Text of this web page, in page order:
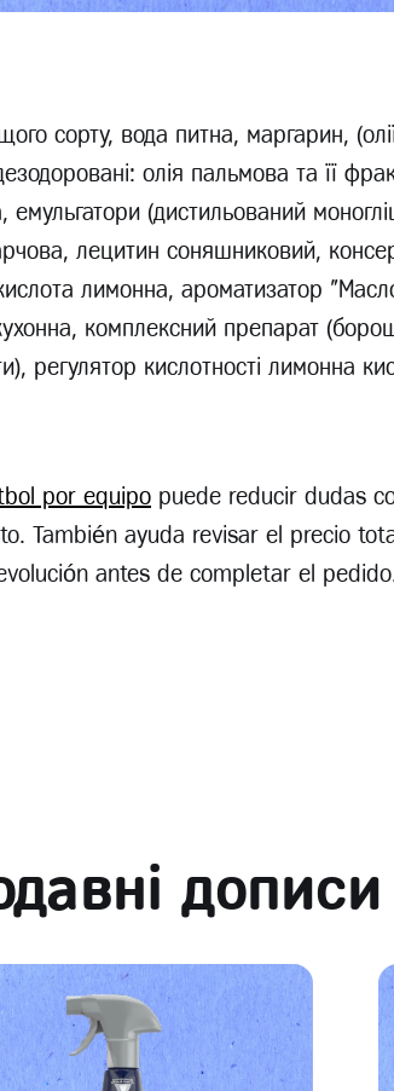
сорту, вода питна, маргарин,
олія пальмова та її
емульгатори (дистильований
лецитин соняшниковий,
лимонна, ароматизатор
комплексний препарат
регулятор кислотності лимонна
por equipo puede reducir dudas
También ayuda revisar el precio
antes de completar el
дописи